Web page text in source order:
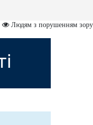
Людям з порушенням зору